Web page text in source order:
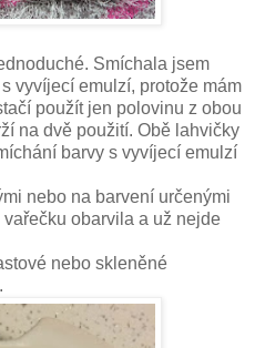
Smíchala jsem
vyvíjecí emulzí, protože mám
použít jen polovinu z obou
na dvě použití. Obě lahvičky
barvy s vyvíjecí emulzí
nebo na barvení určenými
obarvila a už nejde
nebo skleněné